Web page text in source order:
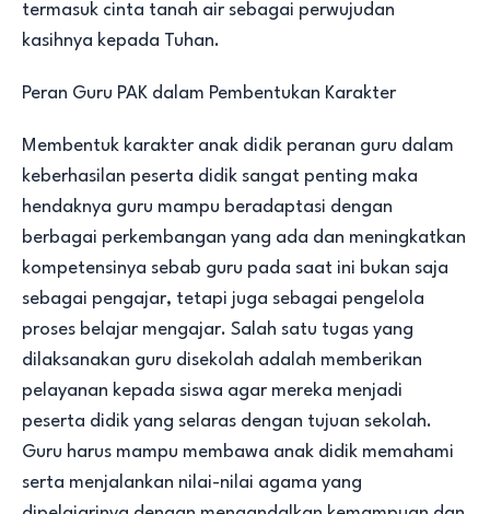
termasuk cinta tanah air sebagai perwujudan
kasihnya kepada Tuhan.
Peran Guru PAK dalam Pembentukan Karakter
Membentuk karakter anak didik peranan guru dalam
keberhasilan peserta didik sangat penting maka
hendaknya guru mampu beradaptasi dengan
berbagai perkembangan yang ada dan meningkatkan
kompetensinya sebab guru pada saat ini bukan saja
sebagai pengajar, tetapi juga sebagai pengelola
proses belajar mengajar. Salah satu tugas yang
dilaksanakan guru disekolah adalah memberikan
pelayanan kepada siswa agar mereka menjadi
peserta didik yang selaras dengan tujuan sekolah.
Guru harus mampu membawa anak didik memahami
serta menjalankan nilai-nilai agama yang